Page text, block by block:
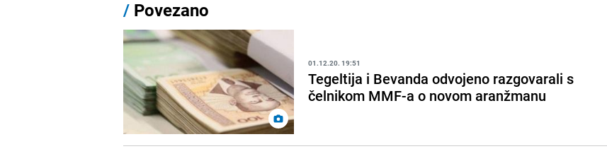
/ Povezano
01.12.20. 19:51
Tegeltija i Bevanda odvojeno razgovarali s
čelnikom MMF-a o novom aranžmanu